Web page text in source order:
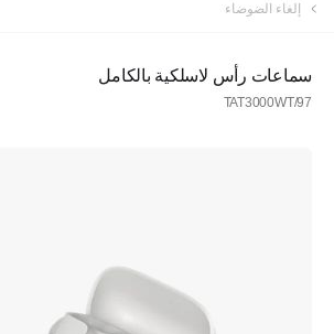
إلغاء الضوضاء
سماعات رأس لاسلكية بالكامل
TAT3000WT/97